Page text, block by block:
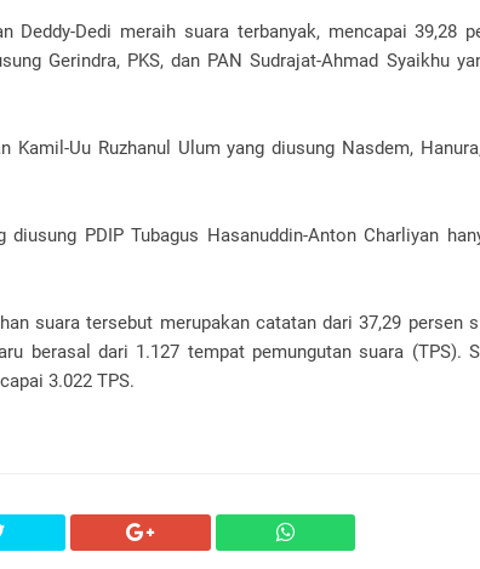
Deddy-Dedi meraih suara terbanyak, mencapai 39,28
Gerindra, PKS, dan PAN Sudrajat-Ahmad Syaikhu
Kamil-Uu Ruzhanul Ulum yang diusung Nasdem,
diusung PDIP Tubagus Hasanuddin-Anton Charliyan
suara tersebut merupakan catatan dari 37,29 persen
berasal dari 1.127 tempat pemungutan suara (TPS).
3.022 TPS.